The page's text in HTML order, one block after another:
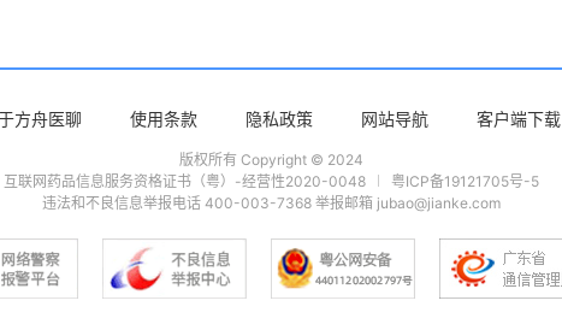
方舟医聊 使用条款 隐私政策 网站导航 客户端下载
版权所有 Copyright © 2024
互联网药品信息服务资格证书（粤）-经营性2020-0048
粤ICP备19121705号-5
违法和不良信息举报电话 400-003-7368 举报邮箱 jubao@jianke.com